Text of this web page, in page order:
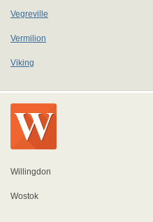
Vegreville
Vermilion
Viking
Willingdon
Wostok